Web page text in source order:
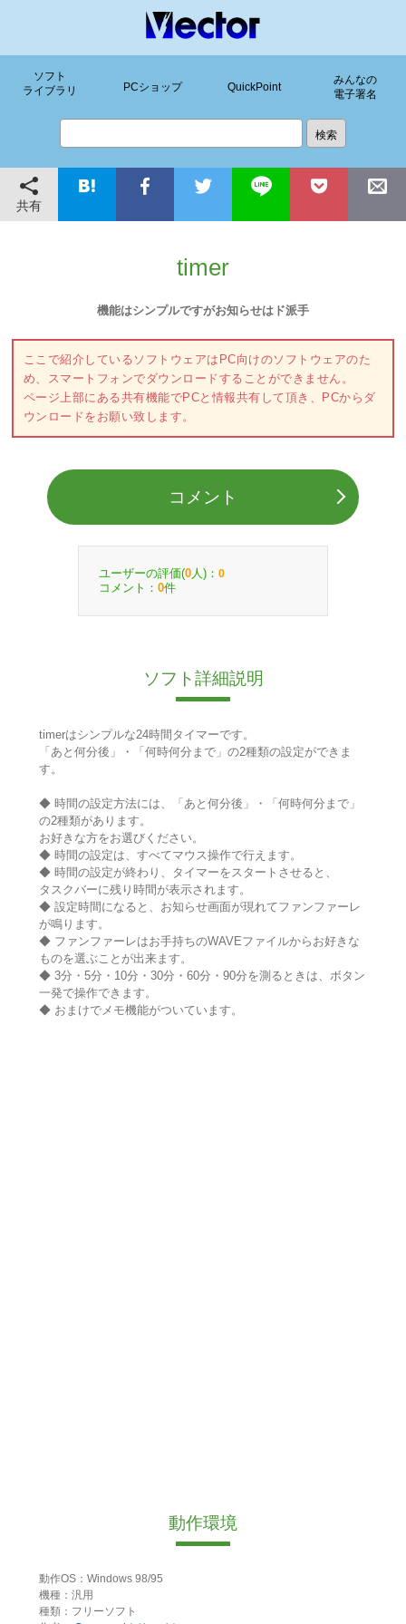
ソフト
ライブラリ
PCショップ QuickPoint
みんなの
電子署名
共有
timer
機能はシンプルですがお知らせはド派手
ここで紹介しているソフトウェアはPC向けのソフトウェアのた
め、スマートフォンでダウンロードすることができません。
ページ上部にある共有機能でPCと情報共有して頂き、PCからダ
ウンロードをお願い致します。
コメント
ユーザーの評価(0 人)： 0
コメント： 0件
ソフト詳細説明
timerはシンプルな24時間タイマーです。
「あと何分後」・「何時何分まで」の2種類の設定ができま
す。
◆ 時間の設定方法には、「あと何分後」・「何時何分まで」
の2種類があります。
お好きな方をお選びください。
◆ 時間の設定は、すべてマウス操作で行えます。
◆ 時間の設定が終わり、タイマーをスタートさせると、
タスクバーに残り時間が表示されます。
◆ 設定時間になると、お知らせ画面が現れてファンファーレ
が鳴ります。
◆ ファンファーレはお手持ちのWAVEファイルからお好きな
ものを選ぶことが出来ます。
◆ 3分・5分・10分・30分・60分・90分を測るときは、ボタン
一発で操作できます。
◆ おまけでメモ機能がついています。
動作環境
動作OS：Windows 98/95
機種：汎用
種類：フリーソフト